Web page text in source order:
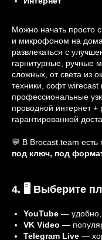
Можно начать просто
и микрофоном на
развлекаться с
гарнитурные, ручные
сложных, от света из
техники, софт wirecast
профессиональные
проводной интернет
гарантированной
💬 В Brocast.team
под ключ, под
4. 🖥 Выберите
YouTube — удобно,
VK Video —
Telegram Live —